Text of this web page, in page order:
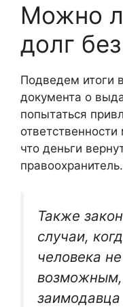
Можно
долг
Подведем итоги
документа о
попытаться
что деньги
правоохранитель.
Также
случаи,
человека